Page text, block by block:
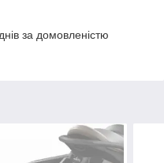
за домовленістю